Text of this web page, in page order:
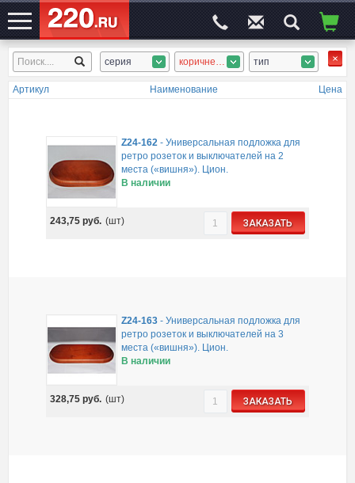
ЭЛЕКТРОСАЙТ№1 серия коричневый, дерево тёмное тип
Артикул Наименование Цена
Z24-162 -Универсальная подложка для
ретро розеток и выключателей на 2
места («вишня»). Цион.
В наличии
243,75руб. (шт) ЗАКАЗАТЬ
Z24-163 -Универсальная подложка для
ретро розеток и выключателей на 3
места («вишня»). Цион.
В наличии
328,75руб. (шт) ЗАКАЗАТЬ